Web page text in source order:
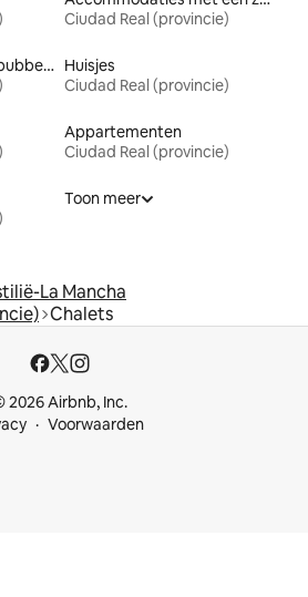
Ciudad Real (provincie)
Accommodaties met bubbelbad Huisjes
Ciudad Real (provincie)
Appartementen
Ciudad Real (provincie)
Toon meer
La Mancha
Chalets
2026 Airbnb, Inc.
Voorwaarden